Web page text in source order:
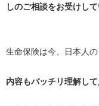
しのご相談をお受けして
生命保険は今、日本人
内容もバッチリ理解して